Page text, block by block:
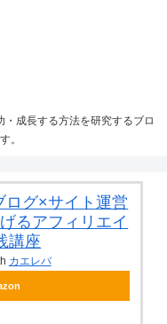
成長する方法を研究するブロ
。
ログ×サイト運営
るアフィリエイ
講座
カエレバ